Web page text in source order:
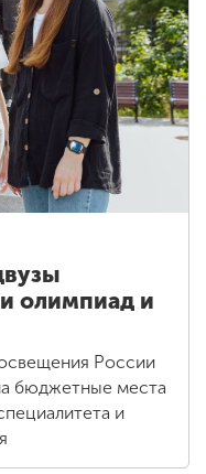
олимпиад и
России
бюджетные места
и